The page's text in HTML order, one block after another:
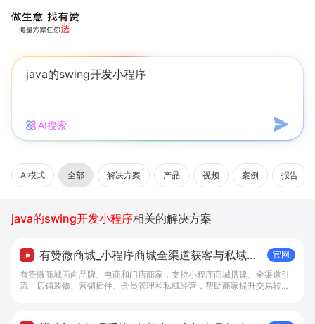
AI搜索
AI模式 全部 解决方案 产品 视频 案例 报告
java的swing开发小程序相关的解决方案
有赞微商城_小程序商城全渠道获客与私域复
购工具 - 做生意, 找有赞
官网
有赞微商城面向品牌、电商和门店商家，支持小程序商城搭建、全渠道引
流、店铺装修、营销插件、会员管理和私域经营，帮助商家提升交易转化